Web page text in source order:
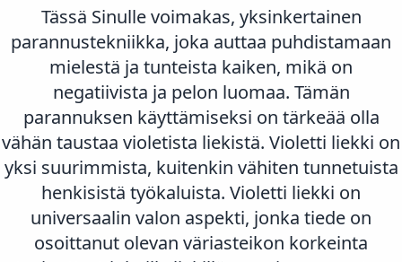
Tässä Sinulle voimakas, yksinkertainen
parannustekniikka, joka auttaa puhdistamaan
mielestä ja tunteista kaiken, mikä on
negatiivista ja pelon luomaa. Tämän
parannuksen käyttämiseksi on tärkeää olla
vähän taustaa violetista liekistä. Violetti liekki on
yksi suurimmista, kuitenkin vähiten tunnetuista
henkisistä työkaluista. Violetti liekki on
universaalin valon aspekti, jonka tiede on
osoittanut olevan väriasteikon korkeinta